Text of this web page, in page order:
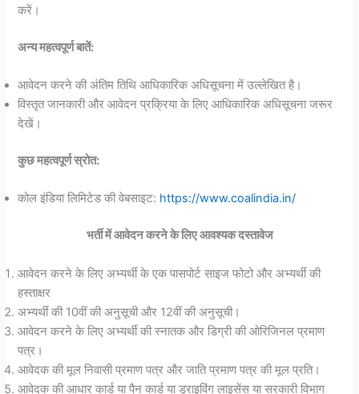
करें।
अन्य महत्वपूर्ण बातें:
आवेदन करने की अंतिम तिथि आधिकारिक अधिसूचना में उल्लेखित है।
विस्तृत जानकारी और आवेदन प्रक्रिया के लिए आधिकारिक अधिसूचना जरूर
देखें।
कुछ महत्वपूर्ण स्रोत:
कोल इंडिया लिमिटेड की वेबसाइट: https://www.coalindia.in/
भर्ती में आवेदन करने के लिए आवश्यक दस्तावेज
आवेदन करने के लिए अभ्यर्थी के एक पासपोर्ट साइज फोटो और अभ्यर्थी की
हस्ताक्षर
अभ्यर्थी की 10वीं की अनुसूची और 12वीं की अनुसूची।
आवेदन करने के लिए अभ्यर्थी की स्नातक और डिग्री की ओरिजिनल प्रमाण
पत्र।
आवेदक की मूल निवासी प्रमाण पत्र और जाति प्रमाण पत्र की मूल प्रति।
आवेदक की आधार कार्ड या पैन कार्ड या ड्राइविंग लाइसेंस या सरकारी विभाग